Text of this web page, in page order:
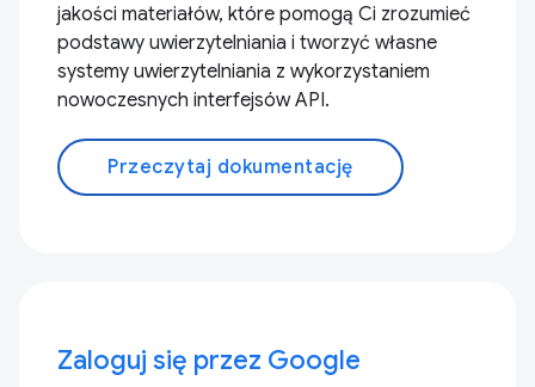
jakości materiałów, które pomogą Ci zrozumieć
podstawy uwierzytelniania i tworzyć własne
systemy uwierzytelniania z wykorzystaniem
nowoczesnych interfejsów API.
Przeczytaj dokumentację
Zaloguj się przez Google